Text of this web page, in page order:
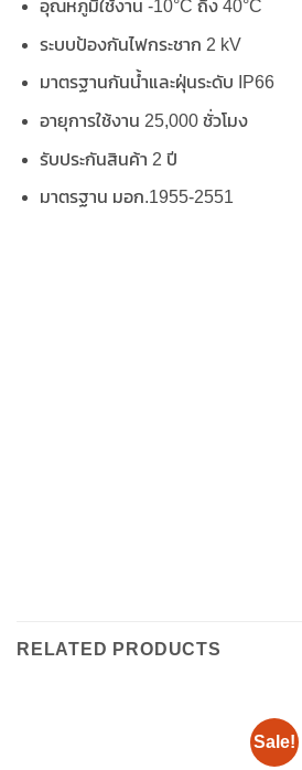
อุณหภูมิใช้งาน -10°C ถึง 40°C
ระบบป้องกันไฟกระชาก 2 kV
มาตรฐานกันน้ำและฝุ่นระดับ IP66
อายุการใช้งาน 25,000 ชั่วโมง
รับประกันสินค้า 2 ปี
มาตรฐาน มอก.1955-2551
RELATED PRODUCTS
Sale!